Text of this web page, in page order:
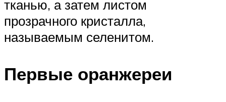
тканью, а затем листом
прозрачного кристалла,
называемым селенитом.
Первые оранжереи